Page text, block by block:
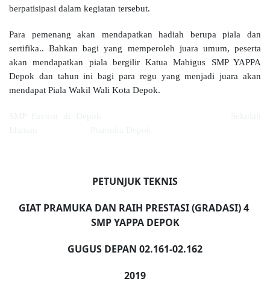
berpatisipasi dalam kegiatan tersebut.
Para pemenang akan mendapatkan hadiah berupa piala dan
sertifika.. Bahkan bagi yang memperoleh juara umum, peserta
akan mendapatkan piala bergilir Katua Mabigus SMP YAPPA
Depok dan tahun ini bagi para regu yang menjadi juara akan
mendapat Piala Wakil Wali Kota Depok.
PETUNJUK TEKNIS
GIAT PRAMUKA DAN RAIH PRESTASI (GRADASI)4
SMP YAPPA DEPOK
GUGUS DEPAN 02.161-02.162
2019